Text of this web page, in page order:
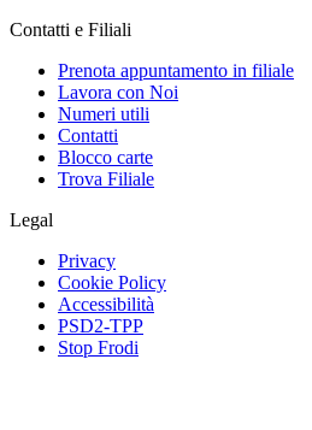
Contatti e Filiali
Prenota appuntamento in filiale
Lavora con Noi
Numeri utili
Contatti
Blocco carte
Trova Filiale
Legal
Privacy
Cookie Policy
Accessibilità
PSD2-TPP
Stop Frodi